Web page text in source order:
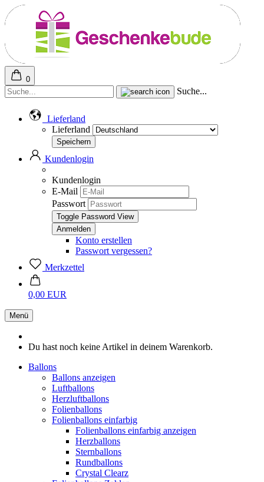
0
Suche...
Lieferland
Lieferland
Kundenlogin
Kundenlogin
E-Mail
Passwort
Toggle Password View
Konto erstellen
Passwort vergessen?
Merkzettel
0,00 EUR
Menü
Du hast noch keine Artikel in deinem Warenkorb.
Ballons
Ballons anzeigen
Luftballons
Herzluftballons
Folienballons
Folienballons einfarbig
Folienballons einfarbig anzeigen
Herzballons
Sternballons
Rundballons
Crystal Clearz